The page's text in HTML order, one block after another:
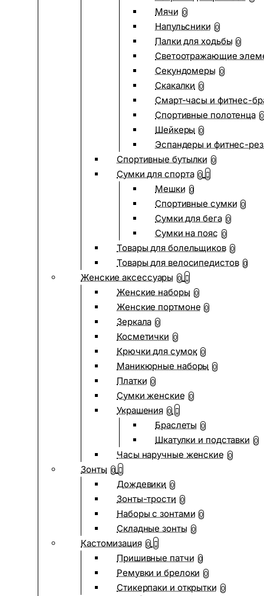
Мячи 0
Напульсники 0
Палки для ходьбы 0
Светоотражающие
Секундомеры 0
Скакалки 0
Смарт-часы и фитнес-
Спортивные полотенца 0
Шейкеры 0
Эспандеры и фитнес-
Спортивные бутылки 0
Сумки для спорта 0
Мешки 0
Спортивные сумки 0
Сумки для бега 0
Сумки на пояс 0
Товары для болельщиков 0
Товары для велосипедистов 0
Женские аксессуары 0
Женские наборы 0
Женские портмоне 0
Зеркала 0
Косметички 0
Крючки для сумок 0
Маникюрные наборы 0
Платки 0
Сумки женские 0
Украшения 0
Браслеты 0
Шкатулки и подставки 0
Часы наручные женские 0
Зонты 0
Дождевики 0
Зонты-трости 0
Наборы с зонтами 0
Складные зонты 0
Кастомизация 0
Пришивные патчи 0
Ремувки и брелоки 0
Стикерпаки и открытки 0